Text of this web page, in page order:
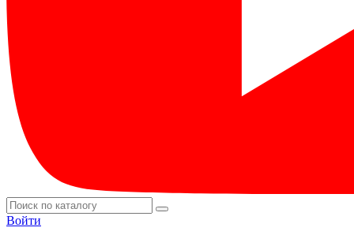
Войти